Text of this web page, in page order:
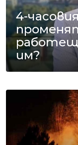
4-
им?